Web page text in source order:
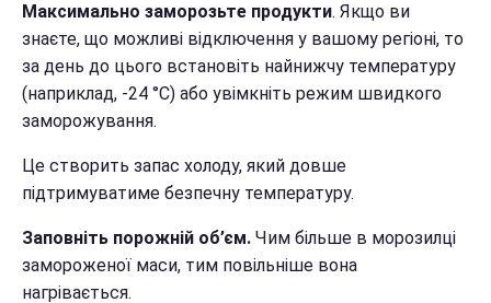
Максимально заморозьте продукти. Якщо ви
знаєте, що можливі відключення у вашому регіоні, то
за день до цього встановіть найнижчу температуру
(наприклад, -24 °C) або увімкніть режим швидкого
заморожування.
Це створить запас холоду, який довше
підтримуватиме безпечну температуру.
Заповніть порожній об’єм. Чим більше в морозилці
замороженої маси, тим повільніше вона
нагрівається.